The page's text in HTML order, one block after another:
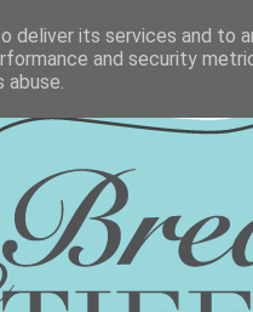
deliver its services and to
and security